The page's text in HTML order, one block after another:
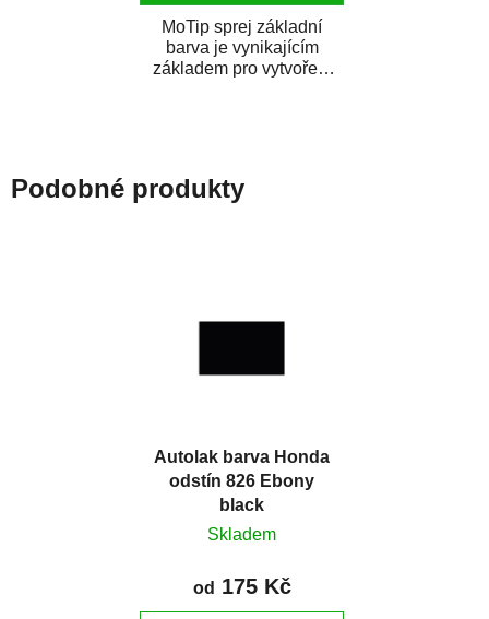
MoTip sprej základní
barva je vynikajícím
základem pro vytvoření
Podobné produkty
Autolak barva Honda
odstín 826 Ebony
black
Skladem
od 175 Kč